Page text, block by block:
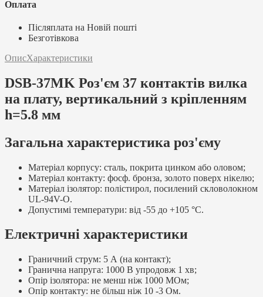
Оплата
Післяплата на Новій пошті
Безготівкова
ОписХарактеристики
DSB-37MK Роз'єм 37 контактів вилка
на плату, вертикальний з кріпленням
h=5.8 мм
Загальна характеристика роз'єму
Матеріал корпусу: сталь, покрита цинком або оловом;
Матеріал контакту: фосф. бронза, золото поверх нікелю;
Матеріал ізолятор: полістирол, посилений скловолокном
UL-94V-O.
Допустимі температури: від -55 до +105 °C.
Електричні характеристики
Граничний струм: 5 А (на контакт);
Гранична напруга: 1000 В упродовж 1 хв;
Опір ізолятора: не менш ніж 1000 МОм;
Опір контакту: не більш ніж 10 -3 Ом.